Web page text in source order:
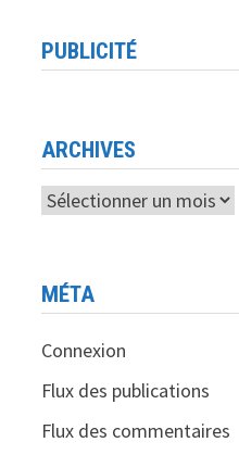
PUBLICITÉ
ARCHIVES
Archives
MÉTA
Connexion
Flux des publications
Flux des commentaires